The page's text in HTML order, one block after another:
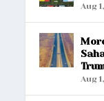
Aug
Aug